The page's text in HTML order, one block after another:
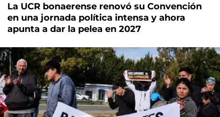
La UCR bonaerense renovó su Convención
en una jornada política intensa y ahora
apunta a dar la pelea en 2027